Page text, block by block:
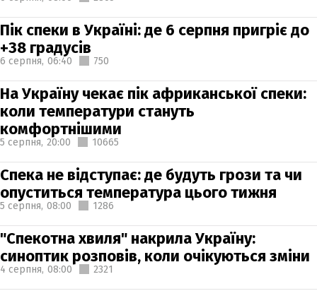
Пік спеки в Україні: де 6 серпня пригріє до
+38 градусів
6 серпня, 06:40 750
На Україну чекає пік африканської спеки:
коли температури стануть
комфортнішими
5 серпня, 20:00 10665
Спека не відступає: де будуть грози та чи
опуститься температура цього тижня
5 серпня, 08:00 1286
"Спекотна хвиля" накрила Україну:
синоптик розповів, коли очікуються зміни
4 серпня, 08:00 2321